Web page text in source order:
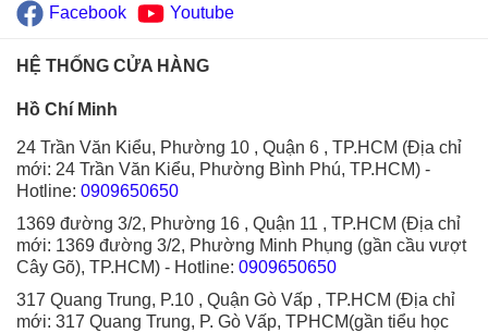
Facebook Youtube
HỆ THỐNG CỬA HÀNG
Hồ Chí Minh
24 Trần Văn Kiểu, Phường 10 , Quận 6 , TP.HCM (Địa chỉ
mới: 24 Trần Văn Kiểu, Phường Bình Phú, TP.HCM) -
Hotline: 0909650650
1369 đường 3/2, Phường 16 , Quận 11 , TP.HCM (Địa chỉ
mới: 1369 đường 3/2, Phường Minh Phụng (gần cầu vượt
Cây Gõ), TP.HCM) - Hotline: 0909650650
317 Quang Trung, P.10 , Quận Gò Vấp , TP.HCM (Địa chỉ
mới: 317 Quang Trung, P. Gò Vấp, TPHCM(gần tiểu học